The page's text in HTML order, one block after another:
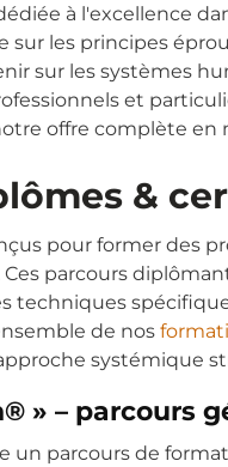
à l'excellence
sur les principes
sur les systèmes
et
offre complète en
&
pour former des
parcours
de nos
systémique
» – parcours
un parcours de